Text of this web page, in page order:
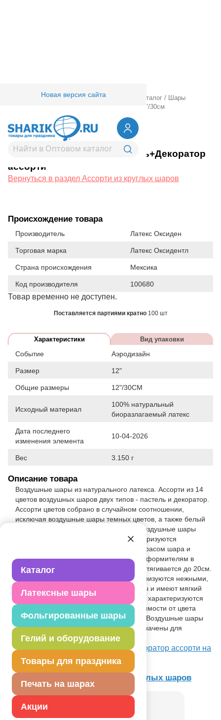
Каталог
Латексные шары
Фольгированные шары
Гелий и оборудование
Товары для праздника
Печать на шарах
Акции
Новая версия сайта
Товары для праздника/ Оптовый каталог /
Шары
М 12"/30см
Пастель+Декоратор ассорти
1101-0565М 12"/30см Пастель+Декоратор
ассорти
Вернуться в раздел Ассорти из круглых шаров
Происхождение товара
Производитель Латекс Оксиден
Торговая марка Латекс Оксидентл
Страна происхождения Мексика
Код производителя 100680
Товар временно не доступен.
Поставляется партиями кратно 100 шт
Характеристики Вид упаковки
Событие Аэродизайн
Размер 12"
Общие размеры 12"/30СМ
Исходный материал
100% натуральный
биоразлагаемый латекс
Дата последнего
изменения элемента
10-04-2026
Вес 3.150 г
Описание товара
Воздушные шары из натурального латекса. Ассорти из 14
цветов воздушных шаров двух типов - пастель и декоратор.
Ассорти цветов собрано в случайном соотношении,
исключая воздушные шары темных цветов, а также белый
цвет и прозрачные воздушные шары. Воздушные шары
производства Латекс Оксидентл характеризуются
эластичным латексом, равномерным окрасом шара и
высоким качеством. Эти шары удобны оформителям в
работе благодаря хвостику, который растягивается до 20см.
Воздушные шары типа пастель характеризуются нежными,
пастельными цветами, они непрозрачны и имеют мягкий
блик. Воздушные шары типа"декоратор" характеризуются
обширной цветовой палитрой и в зависимости от цвета
бывают полупрозрачными и матовыми. Воздушные шары
пастель и декоратор в ассорти предназначены для
оформления и продажи в розницу.
Посмотреть М 12"/30см Пастель+Декоратор ассорти на
Портале оптовых закупок
Товар из раздела Ассорти из круглых шаров